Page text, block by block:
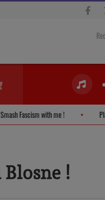
Smash Fascism with me !
!